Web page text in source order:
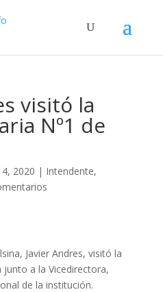
visitó la
Nº1 de
4, 2020 | Intendente,
Javier Andres, visitó la
junto a la Vicedirectora,
de la institución.